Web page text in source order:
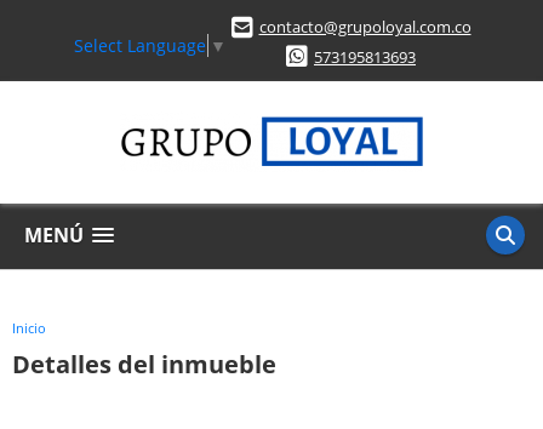
Select Language ▼
contacto@grupoloyal.com.co
573195813693
MENÚ
Inicio
Detalles del inmueble